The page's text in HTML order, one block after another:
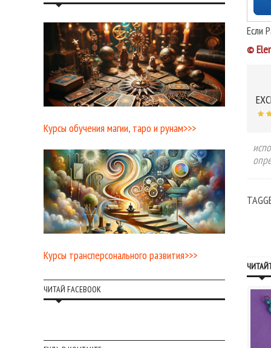
Если
©
Курсы обучения магии, таро и рунам>>>
Курсы трансперсонального развития>>>
ЧИТАЙ FACEBOOK